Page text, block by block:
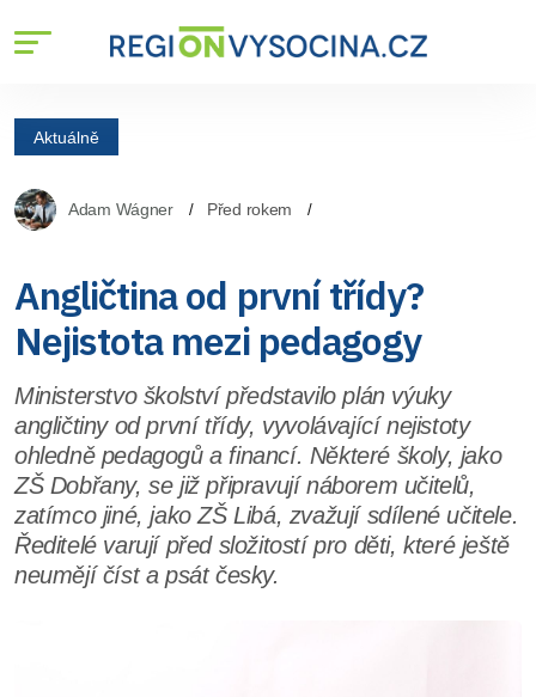
Aktuálně
Adam Wágner Před rokem
Angličtina od první třídy?
Nejistota mezi pedagogy
Ministerstvo školství představilo plán výuky
angličtiny od první třídy, vyvolávající nejistoty
ohledně pedagogů a financí. Některé školy, jako
ZŠ Dobřany, se již připravují náborem učitelů,
zatímco jiné, jako ZŠ Libá, zvažují sdílené učitele.
Ředitelé varují před složitostí pro děti, které ještě
neumějí číst a psát česky.